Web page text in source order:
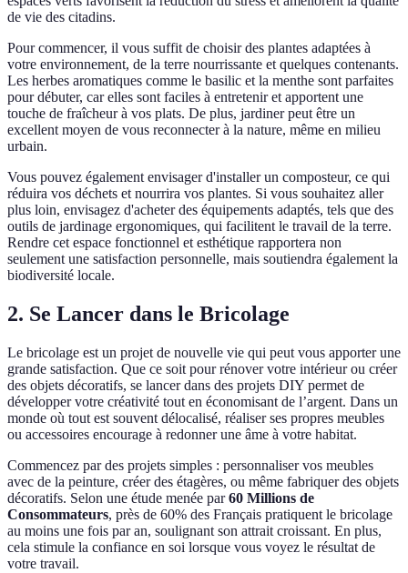
de vie des citadins.
Pour commencer, il vous suffit de choisir des plantes adaptées à
votre environnement, de la terre nourrissante et quelques contenants.
Les herbes aromatiques comme le basilic et la menthe sont parfaites
pour débuter, car elles sont faciles à entretenir et apportent une
touche de fraîcheur à vos plats. De plus, jardiner peut être un
excellent moyen de vous reconnecter à la nature, même en milieu
urbain.
Vous pouvez également envisager d'installer un composteur, ce qui
réduira vos déchets et nourrira vos plantes. Si vous souhaitez aller
plus loin, envisagez d'acheter des équipements adaptés, tels que des
outils de jardinage ergonomiques, qui facilitent le travail de la terre.
Rendre cet espace fonctionnel et esthétique rapportera non
seulement une satisfaction personnelle, mais soutiendra également la
biodiversité locale.
2. Se Lancer dans le Bricolage
Le bricolage est un projet de nouvelle vie qui peut vous apporter une
grande satisfaction. Que ce soit pour rénover votre intérieur ou créer
des objets décoratifs, se lancer dans des projets DIY permet de
développer votre créativité tout en économisant de l’argent. Dans un
monde où tout est souvent délocalisé, réaliser ses propres meubles
ou accessoires encourage à redonner une âme à votre habitat.
Commencez par des projets simples : personnaliser vos meubles
avec de la peinture, créer des étagères, ou même fabriquer des objets
décoratifs. Selon une étude menée par60 Millions de
Consommateurs, près de 60% des Français pratiquent le bricolage
au moins une fois par an, soulignant son attrait croissant. En plus,
cela stimule la confiance en soi lorsque vous voyez le résultat de
votre travail.